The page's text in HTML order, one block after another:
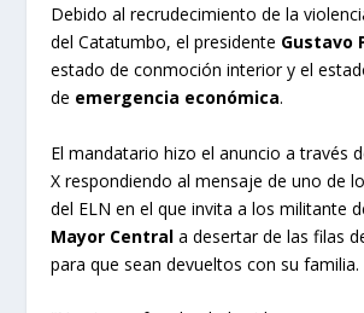
Debido al recrudecimiento de la
del Catatumbo, el presidente Gustavo
estado de conmoción interior y el
de emergencia económica.
El mandatario hizo el anuncio a través
X respondiendo al mensaje de uno de
del ELN en el que invita a los militante
Mayor Centrala desertar de las filas
para que sean devueltos con su familia.